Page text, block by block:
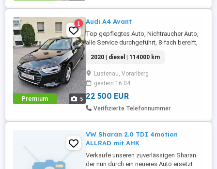
Premium 5
1 Audi A4 Avant
Top gepflegtes Auto, Nichtraucher Auto,
alle Service durchgeführt, 8-fach bereift,
Anhängerkupplung kann auf Wunsch
mitgegeben werden, Besichtigung bzw.
Probefahrt nach Tel. Vereinbarung.
2020 | diesel | 114000 km
Lustenau, Vorarlberg
gestern 16:04
22 500 EUR
Verifizierte Telefonnummer
VW Sharan 2.0 TDI 4motion
ALLRAD mit AHK
Verkaufe unseren zuverlässigen Sharan
der nun durch ein neueres Auto ersetzt